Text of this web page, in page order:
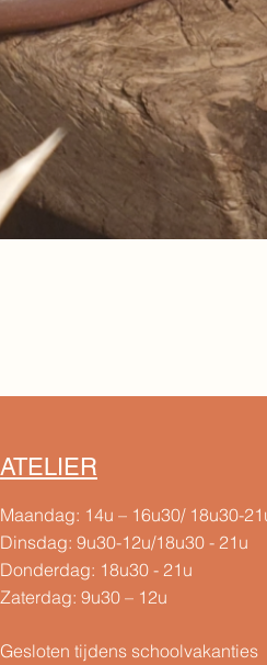
ATELIER
Maandag: 14u – 16u30/ 18u30-
Dinsdag: 9u30-12u/18u30 - 21u
Donderdag: 18u30 - 21u
Zaterdag: 9u30 – 12u
Gesloten tijdens schoolvakanties